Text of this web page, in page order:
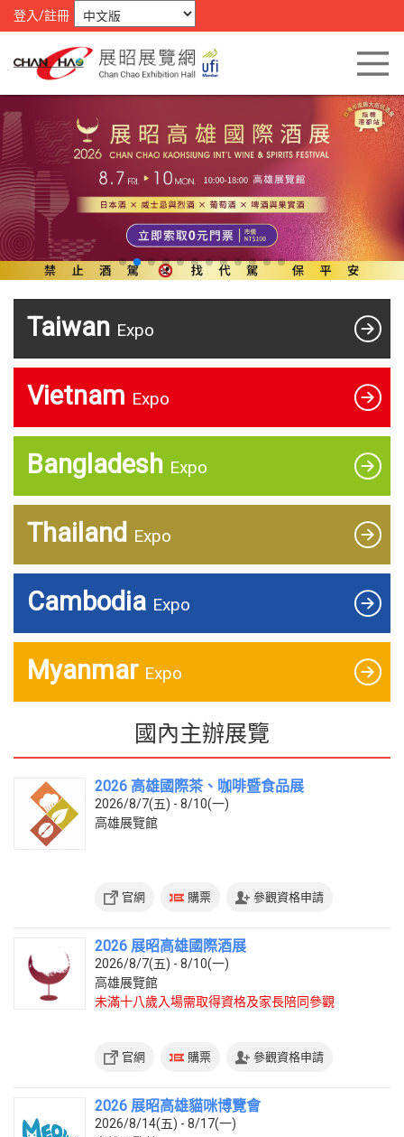
登入/註冊
Taiwan Expo
Vietnam Expo
Bangladesh Expo
Thailand Expo
Cambodia Expo
Myanmar Expo
國內主辦展覽
2026 高雄國際茶、咖啡暨食品展
2026/8/7(五) - 8/10(一)
高雄展覽館
官網 購票 參觀資格申請
2026 展昭高雄國際酒展
2026/8/7(五) - 8/10(一)
高雄展覽館
未滿十八歲入場需取得資格及家長陪同參觀
官網 購票 參觀資格申請
2026 展昭高雄貓咪博覽會
2026/8/14(五) - 8/17(一)